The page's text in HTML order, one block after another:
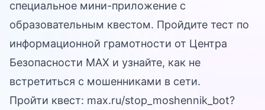
специальное мини-приложение с
образовательным квестом. Пройдите тест по
информационной грамотности от Центра
Безопасности MAX и узнайте, как не
встретиться с мошенниками в сети.
Пройти квест: max.ru/stop_moshennik_bot?